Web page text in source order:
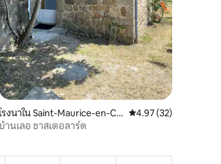
รงนาใน Saint-Maurice-en-Ch คะแนนเฉลี่ย 4.97 จาก
4.97 (32)
านเลอ ชาสเตอลาร์ด